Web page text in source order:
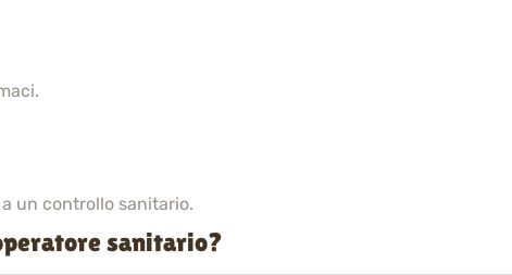
un controllo sanitario.
sanitario?